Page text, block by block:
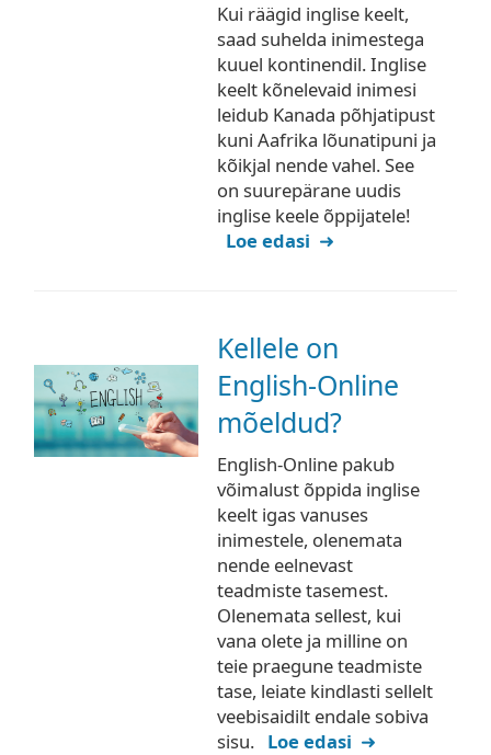
Kui räägid inglise keelt,
saad suhelda inimestega
kuuel kontinendil. Inglise
keelt kõnelevaid inimesi
leidub Kanada põhjatipust
kuni Aafrika lõunatipuni ja
kõikjal nende vahel. See
on suurepärane uudis
inglise keele õppijatele!
Loe edasi
Kellele on
English-Online
mõeldud?
English-Online pakub
võimalust õppida inglise
keelt igas vanuses
inimestele, olenemata
nende eelnevast
teadmiste tasemest.
Olenemata sellest, kui
vana olete ja milline on
teie praegune teadmiste
tase, leiate kindlasti sellelt
veebisaidilt endale sobiva
sisu. Loe edasi